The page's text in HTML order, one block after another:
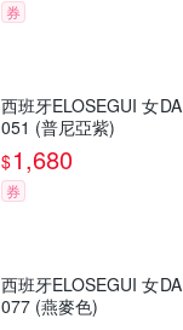
券
西班牙ELOSEGUI 女
051 (普尼亞紫)
$1,680
券
西班牙ELOSEGUI 女
077 (燕麥色)